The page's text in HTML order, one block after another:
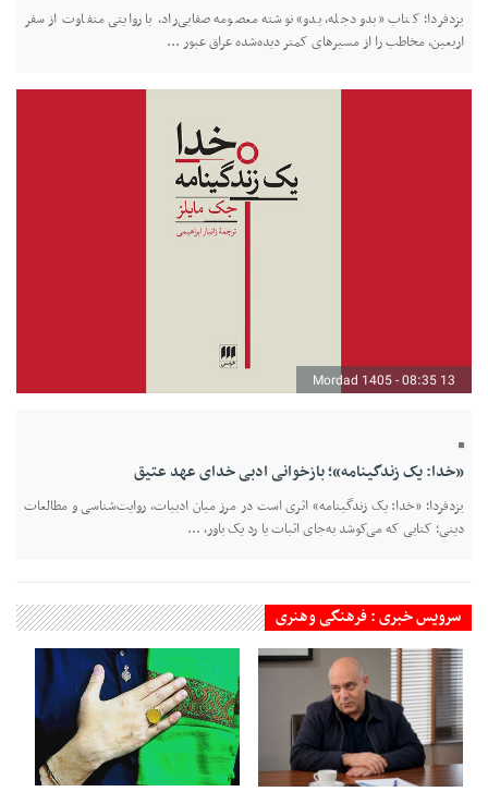
یزدفردا؛ کتاب «بدو دجله، بدو» نوشته معصومه صفایی‌راد، با روایتی متفاوت از سفر
اربعین، مخاطب را از مسیرهای کمتر دیده‌شده عراق عبور ...
13 Mordad 1405 - 08:35
«خدا: یک زندگینامه»؛ بازخوانی ادبی خدای عهد عتیق
یزدفردا؛ «خدا: یک زندگینامه» اثری است در مرز میان ادبیات، روایت‌شناسی و مطالعات
دینی؛ کتابی که می‌کوشد به‌جای اثبات یا رد یک باور، ...
سرویس خبری : فرهنگی وهنری
10 Mordad 1405 - 21:54